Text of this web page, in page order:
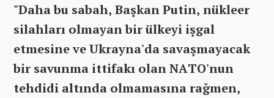
"Daha bu sabah, Başkan Putin, nükleer
silahları olmayan bir ülkeyi işgal
etmesine ve Ukrayna'da savaşmayacak
bir savunma ittifakı olan NATO'nun
tehdidi altında olmamasına rağmen,